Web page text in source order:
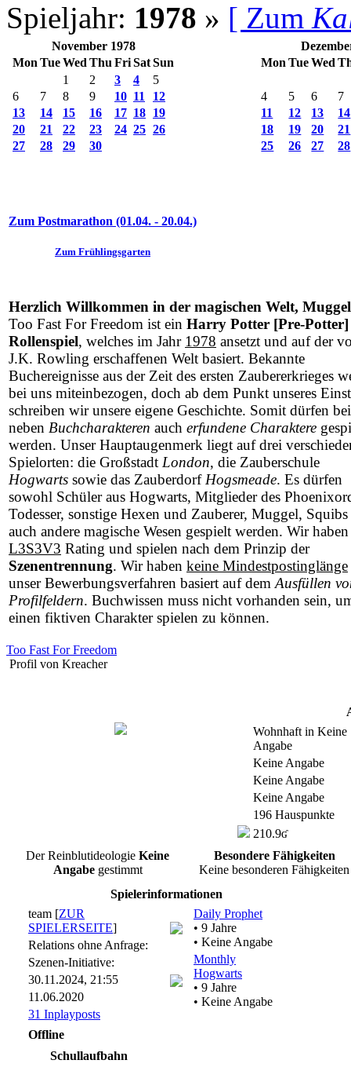
Spieljahr: 1978 » [ Zum
November 1978
Mon TueWed Thu FriSatSun
1
2 3 4
5
6
7 8 9 10 11
12
13
14 15 16 17 18 19
20
21 22 23 24 25 26
27
28 29 30
Mon TueWed
4 5 6
7
11
12 13
14
18
19 20
21
25
26 27 28
Zum Postmarathon (01.04. - 20.04.)
Zum Frühlingsgarten
Herzlich Willkommen in der magischen Welt, Muggel
Too Fast For Freedom ist ein Harry Potter [Pre-Potter]
Rollenspiel, welches im Jahr 1978 ansetzt und auf der
J.K. Rowling erschaffenen Welt basiert. Bekannte
Buchereignisse aus der Zeit des ersten Zaubererkrieges
bei uns miteinbezogen, doch ab dem Punkt unseres
schreiben wir unsere eigene Geschichte. Somit dürfen
neben Buchcharakteren auch erfundene Charaktere
werden. Unser Hauptaugenmerk liegt auf drei
Spielorten: die Großstadt London, die Zauberschule
Hogwarts sowie das Zauberdorf Hogsmeade. Es dürfen
sowohl Schüler aus Hogwarts, Mitglieder des
Todesser, sonstige Hexen und Zauberer, Muggel, Squibs
auch andere magische Wesen gespielt werden. Wir
L3S3V3 Rating und spielen nach dem Prinzip der
Szenentrennung. Wir haben keine Mindestpostinglänge
unser Bewerbungsverfahren basiert auf dem Ausfüllen
Profilfeldern. Buchwissen muss nicht vorhanden sein,
einen fiktiven Charakter spielen zu können.
Too Fast For Freedom
Profil von Kreacher
Wohnhaft in Keine
Angabe
Keine Angabe
Keine Angabe
Keine Angabe
196 Hauspunkte
210.9ʛ
Der Reinblutideologie Keine
Angabegestimmt
Besondere Fähigkeiten
Keine besonderen Fähigkeiten
Spielerinformationen
team [ZUR
SPIELERSEITE]
Relations ohne Anfrage:
Szenen-Initiative:
30.11.2024, 21:55
11.06.2020
31 Inplayposts
Offline
Daily Prophet
• 9 Jahre
• Keine Angabe
Monthly
Hogwarts
• 9 Jahre
• Keine Angabe
Schullaufbahn